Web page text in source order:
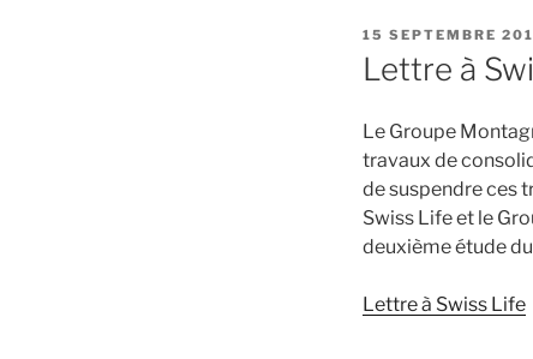
PUBLIÉ
LE
15 SEPTEMBRE
Lettre à
Le Groupe
travaux de
de suspendre ces
Swiss Life et le
deuxième étude
Lettre à Swiss Life